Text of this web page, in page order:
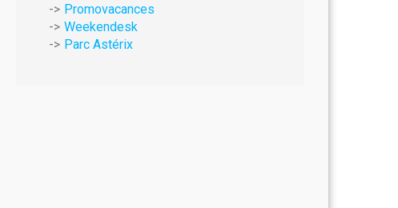
Promovacances
Weekendesk
Parc Astérix